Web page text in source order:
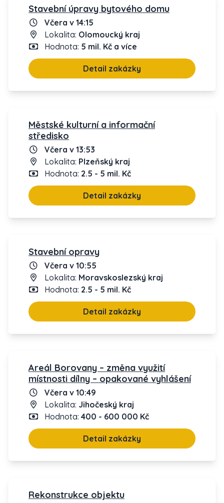
Stavební úpravy bytového domu
Včera v 14:15
Lokalita: Olomoucký kraj
Hodnota: 5 mil. Kč a více
Detail zakázky
Městské kulturní a informační
středisko
Včera v 13:53
Lokalita: Plzeňský kraj
Hodnota: 2.5 - 5 mil. Kč
Detail zakázky
Stavební opravy
Včera v 10:55
Lokalita: Moravskoslezský kraj
Hodnota: 2.5 - 5 mil. Kč
Detail zakázky
Areál Borovany – změna využití
místnosti dílny – opakované vyhlášení
Včera v 10:49
Lokalita: Jihočeský kraj
Hodnota: 400 - 600 000 Kč
Detail zakázky
Rekonstrukce objektu